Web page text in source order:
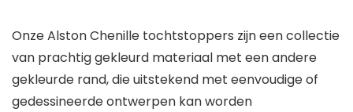
Onze Alston Chenille tochtstoppers zijn een collectie
van prachtig gekleurd materiaal met een andere
gekleurde rand, die uitstekend met eenvoudige of
gedessineerde ontwerpen kan worden